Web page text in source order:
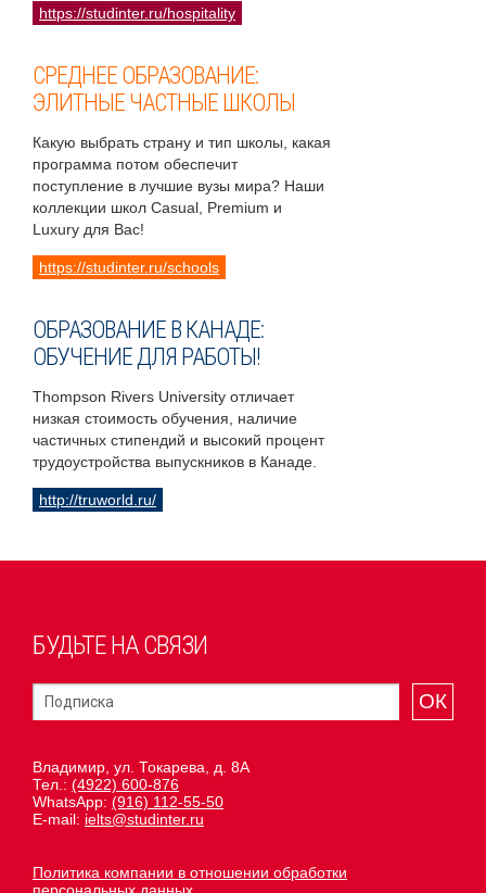
https://studinter.ru/hospitality
СРЕДНЕЕ ОБРАЗОВАНИЕ:
ЭЛИТНЫЕ ЧАСТНЫЕ ШКОЛЫ
Какую выбрать страну и тип школы, какая
программа потом обеспечит
поступление в лучшие вузы мира? Наши
коллекции школ Casual, Premium и
Luxury для Вас!
https://studinter.ru/schools
ОБРАЗОВАНИЕ В КАНАДЕ:
ОБУЧЕНИЕ ДЛЯ РАБОТЫ!
Thompson Rivers University отличает
низкая стоимость обучения, наличие
частичных стипендий и высокий процент
трудоустройства выпускников в Канаде.
http://truworld.ru/
БУДЬТЕ НА СВЯЗИ
ОК
Владимир, ул. Токарева, д. 8А
Тел.: (4922) 600-876
WhatsApp: (916) 112-55-50
E-mail: ielts@studinter.ru
Политика компании в отношении обработки